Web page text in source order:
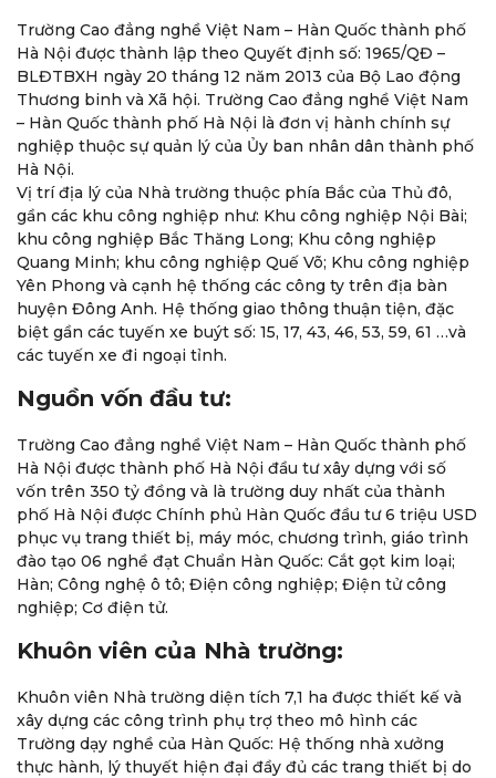
Trường Cao đẳng nghề Việt Nam – Hàn Quốc thành phố
Hà Nội được thành lập theo Quyết định số: 1965/QĐ –
BLĐTBXH ngày 20 tháng 12 năm 2013 của Bộ Lao động
Thương binh và Xã hội. Trường Cao đẳng nghề Việt Nam
– Hàn Quốc thành phố Hà Nội là đơn vị hành chính sự
nghiệp thuộc sự quản lý của Ủy ban nhân dân thành phố
Hà Nội.
Vị trí địa lý của Nhà trường thuộc phía Bắc của Thủ đô,
gần các khu công nghiệp như: Khu công nghiệp Nội Bài;
khu công nghiệp Bắc Thăng Long; Khu công nghiệp
Quang Minh; khu công nghiệp Quế Võ; Khu công nghiệp
Yên Phong và cạnh hệ thống các công ty trên địa bàn
huyện Đông Anh. Hệ thống giao thông thuận tiện, đặc
biệt gần các tuyến xe buýt số: 15, 17, 43, 46, 53, 59, 61 …và
các tuyến xe đi ngoại tỉnh.
Nguồn vốn đầu tư:
Trường Cao đẳng nghề Việt Nam – Hàn Quốc thành phố
Hà Nội được thành phố Hà Nội đầu tư xây dựng với số
vốn trên 350 tỷ đồng và là trường duy nhất của thành
phố Hà Nội được Chính phủ Hàn Quốc đầu tư 6 triệu USD
phục vụ trang thiết bị, máy móc, chương trình, giáo trình
đào tạo 06 nghề đạt Chuẩn Hàn Quốc: Cắt gọt kim loại;
Hàn; Công nghệ ô tô; Điện công nghiệp; Điện tử công
nghiệp; Cơ điện tử.
Khuôn viên của Nhà trường:
Khuôn viên Nhà trường diện tích 7,1 ha được thiết kế và
xây dựng các công trình phụ trợ theo mô hình các
Trường dạy nghề của Hàn Quốc: Hệ thống nhà xưởng
thực hành, lý thuyết hiện đại đầy đủ các trang thiết bị do